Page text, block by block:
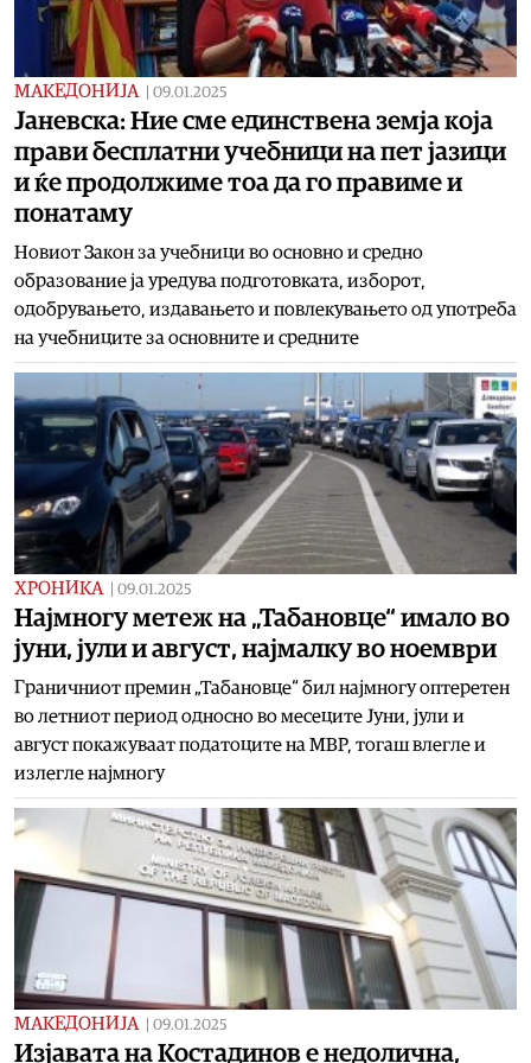
МАКЕДОНИЈА 09.01.2025
Јаневска: Ние сме единствена земја која
прави бесплатни учебници на пет јазици
и ќе продолжиме тоа да го правиме и
понатаму
Новиот Закон за учебници во основно и средно
образование ја уредува подготовката, изборот,
одобрувањето, издавањето и повлекувањето од употреба
на учебниците за основните и средните
ХРОНИКА 09.01.2025
Најмногу метеж на „Табановце“ имало во
јуни, јули и август, најмалку во ноември
Граничниот премин „Табановце“ бил најмногу оптеретен
во летниот период односно во месеците Јуни, јули и
август покажуваат податоците на МВР, тогаш влегле и
излегле најмногу
МАКЕДОНИЈА 09.01.2025
Изјавата на Костадинов е недолична,